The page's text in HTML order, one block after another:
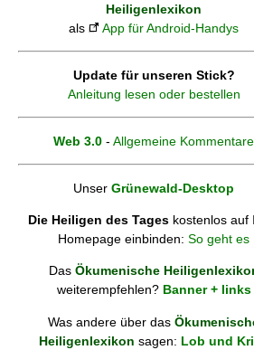
Heiligenlexikon
als
App für Android-Handys
Update für unseren Stick?
Anleitung lesen oder bestellen
Web 3.0 - Allgemeine Kommentare
Unser Grünewald-Desktop
Die Heiligen des Tages kostenlos auf
Homepage einbinden: So geht es
Das Ökumenische
weiterempfehlen? Banner + links
Was andere über das
Heiligenlexikon sagen: Lob und